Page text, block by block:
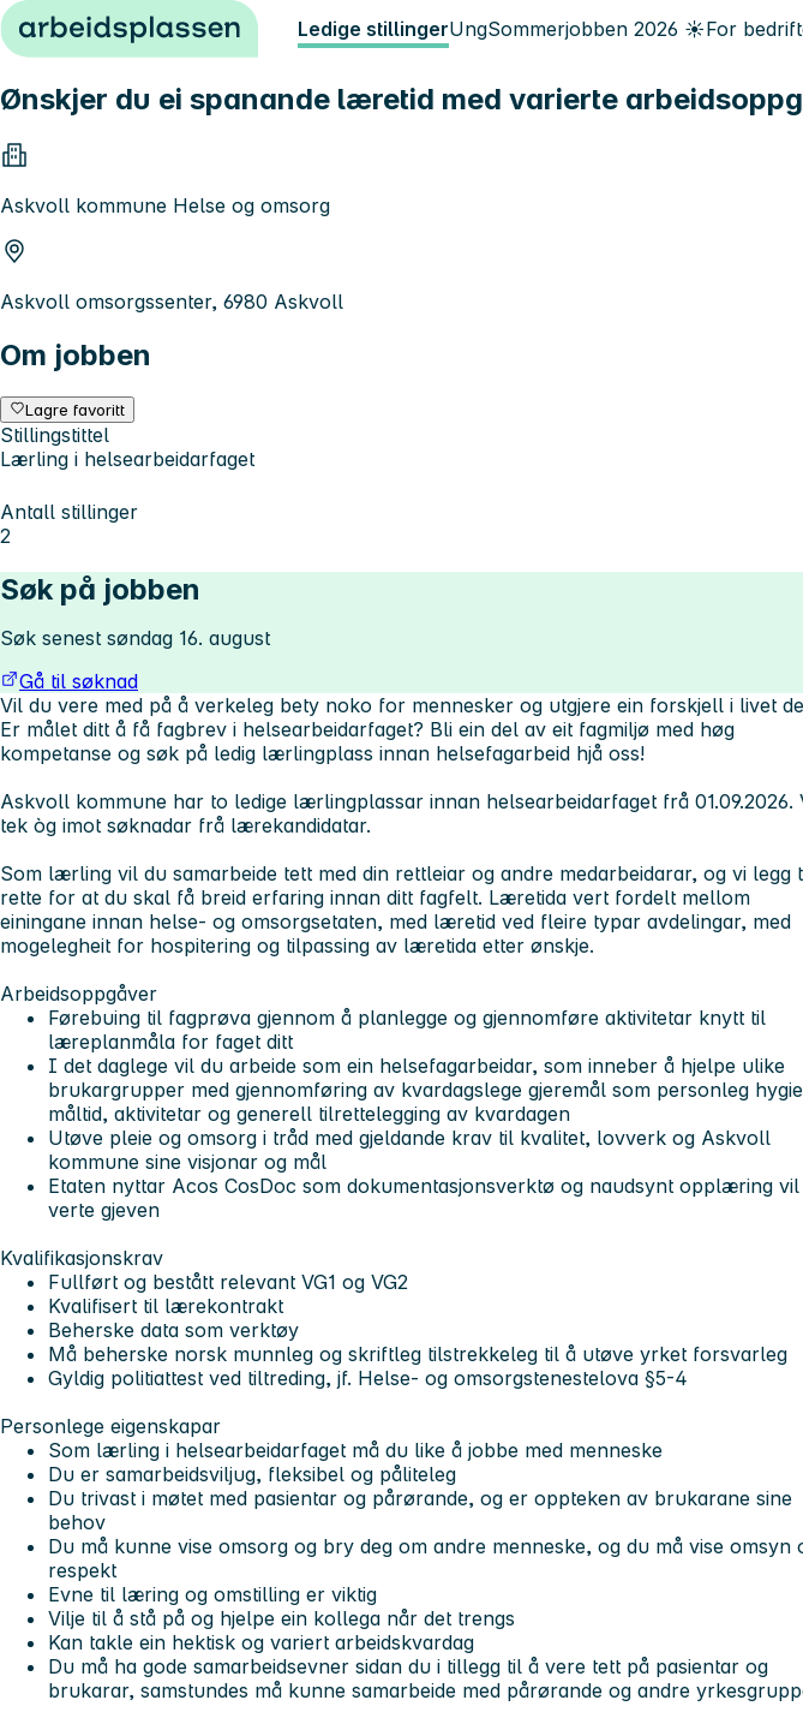
Hopp til innhold Ledige stillingerUngSommerjobben 2026 ☀️For
Ønskjer du ei spanande læretid med varierte
Askvoll kommune Helse og omsorg
Askvoll omsorgssenter, 6980 Askvoll
Om jobben
Lagre favoritt
Stillingstittel
Lærling i helsearbeidarfaget
Antall stillinger
2
Søk på jobben
Søk senest søndag 16. august
Gå til søknad
Vil du vere med på å verkeleg bety noko for mennesker og utgjere ein forskjell i livet
Er målet ditt å få fagbrev i helsearbeidarfaget? Bli ein del av eit fagmiljø med høg
kompetanse og søk på ledig lærlingplass innan helsefagarbeid hjå oss!
Askvoll kommune har to ledige lærlingplassar innan helsearbeidarfaget frå 01.09.2026.
tek òg imot søknadar frå lærekandidatar.
Som lærling vil du samarbeide tett med din rettleiar og andre medarbeidarar, og vi legg
rette for at du skal få breid erfaring innan ditt fagfelt. Læretida vert fordelt mellom
einingane innan helse- og omsorgsetaten, med læretid ved fleire typar avdelingar, med
mogelegheit for hospitering og tilpassing av læretida etter ønskje.
Arbeidsoppgåver
Førebuing til fagprøva gjennom å planlegge og gjennomføre aktivitetar knytt til
læreplanmåla for faget ditt
I det daglege vil du arbeide som ein helsefagarbeidar, som inneber å hjelpe ulike
brukargrupper med gjennomføring av kvardagslege gjeremål som personleg
måltid, aktivitetar og generell tilrettelegging av kvardagen
Utøve pleie og omsorg i tråd med gjeldande krav til kvalitet, lovverk og Askvoll
kommune sine visjonar og mål
Etaten nyttar Acos CosDoc som dokumentasjonsverktø og naudsynt opplæring vil
verte gjeven
Kvalifikasjonskrav
Fullført og bestått relevant VG1 og VG2
Kvalifisert til lærekontrakt
Beherske data som verktøy
Må beherske norsk munnleg og skriftleg tilstrekkeleg til å utøve yrket forsvarleg
Gyldig politiattest ved tiltreding, jf. Helse- og omsorgstenestelova §5-4
Personlege eigenskapar
Som lærling i helsearbeidarfaget må du like å jobbe med menneske
Du er samarbeidsviljug, fleksibel og påliteleg
Du trivast i møtet med pasientar og pårørande, og er oppteken av brukarane sine
behov
Du må kunne vise omsorg og bry deg om andre menneske, og du må vise omsyn
respekt
Evne til læring og omstilling er viktig
Vilje til å stå på og hjelpe ein kollega når det trengs
Kan takle ein hektisk og variert arbeidskvardag
Du må ha gode samarbeidsevner sidan du i tillegg til å vere tett på pasientar og
brukarar, samstundes må kunne samarbeide med pårørande og andre